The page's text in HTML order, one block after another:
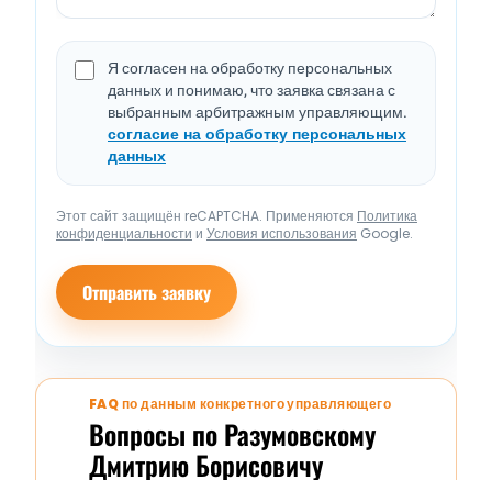
Я согласен на обработку персональных
данных и понимаю, что заявка связана с
выбранным арбитражным управляющим.
согласие на обработку персональных
данных
Этот сайт защищён reCAPTCHA. Применяются Политика
конфиденциальности и Условия использования Google.
Отправить заявку
FAQ по данным конкретного управляющего
Вопросы по Разумовскому
Дмитрию Борисовичу